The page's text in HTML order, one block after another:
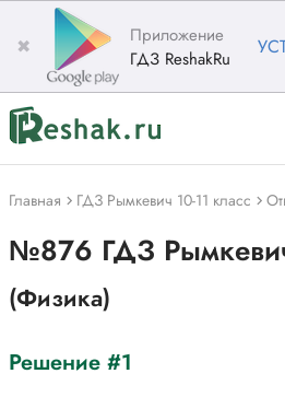
✖
Приложение
ГДЗ ReshakRu
Главная ГДЗ Рымкевич 10-11 класс
№876 ГДЗ
(Физика)
Решение #1